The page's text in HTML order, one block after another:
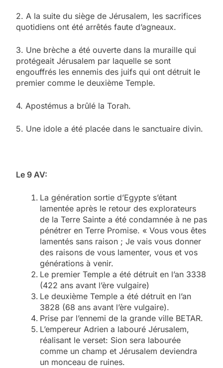
2. A la suite du siège de Jérusalem, les sacrifices
quotidiens ont été arrêtés faute d’agneaux.
3. Une brèche a été ouverte dans la muraille qui
protégeait Jérusalem par laquelle se sont
engouffrés les ennemis des juifs qui ont détruit le
premier comme le deuxième Temple.
4. Apostémus a brûlé la Torah.
5. Une idole a été placée dans le sanctuaire divin.
Le 9 AV:
La génération sortie d’Egypte s’étant
lamentée après le retour des explorateurs
de la Terre Sainte a été condamnée à ne pas
pénétrer en Terre Promise. « Vous vous êtes
lamentés sans raison ; Je vais vous donner
des raisons de vous lamenter, vous et vos
générations à venir.
Le premier Temple a été détruit en l’an 3338
(422 ans avant l’ère vulgaire)
Le deuxième Temple a été détruit en l’an
3828 (68 ans avant l’ère vulgaire).
Prise par l’ennemi de la grande ville BETAR.
L’empereur Adrien a labouré Jérusalem,
réalisant le verset: Sion sera labourée
comme un champ et Jérusalem deviendra
un monceau de ruines.